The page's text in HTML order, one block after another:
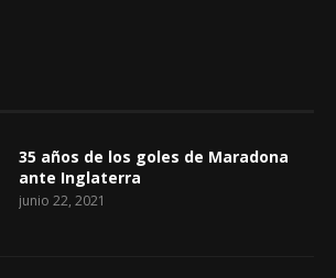
35 años de los goles de Maradona
ante Inglaterra
junio 22, 2021